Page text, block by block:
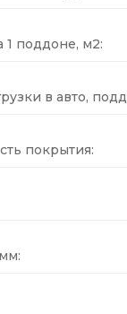
1 поддоне, м2:
в авто,
покрытия: